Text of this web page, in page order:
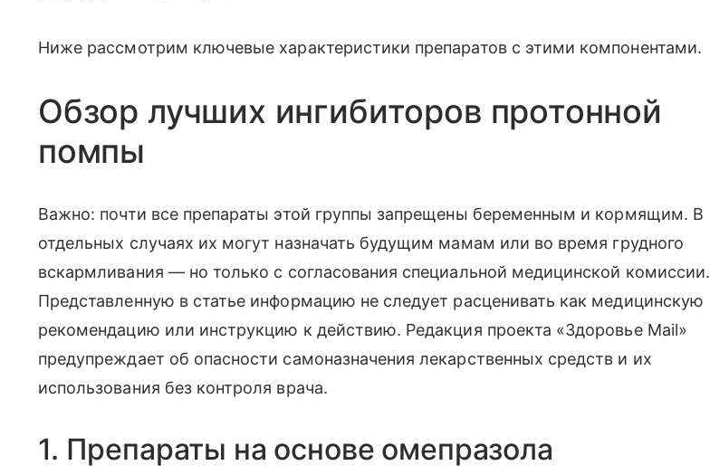
Ниже рассмотрим ключевые характеристики препаратов с этими компонентами.
Обзор лучших ингибиторов протонной
помпы
Важно: почти все препараты этой группы запрещены беременным и кормящим. В
отдельных случаях их могут назначать будущим мамам или во время грудного
вскармливания — но только с согласования специальной медицинской комиссии.
Представленную в статье информацию не следует расценивать как медицинскую
рекомендацию или инструкцию к действию. Редакция проекта «Здоровье Mail»
предупреждает об опасности самоназначения лекарственных средств и их
использования без контроля врача.
1. Препараты на основе омепразола